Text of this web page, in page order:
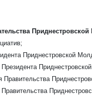
Приднестровской
Правительства